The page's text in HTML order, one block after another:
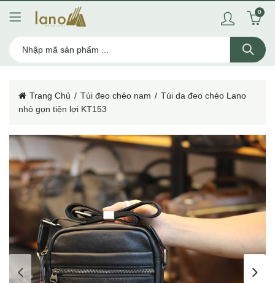
0
Trang Chủ Túi đeo chéo nam
Túi da đeo chéo Lano
nhỏ gọn tiện lợi KT153